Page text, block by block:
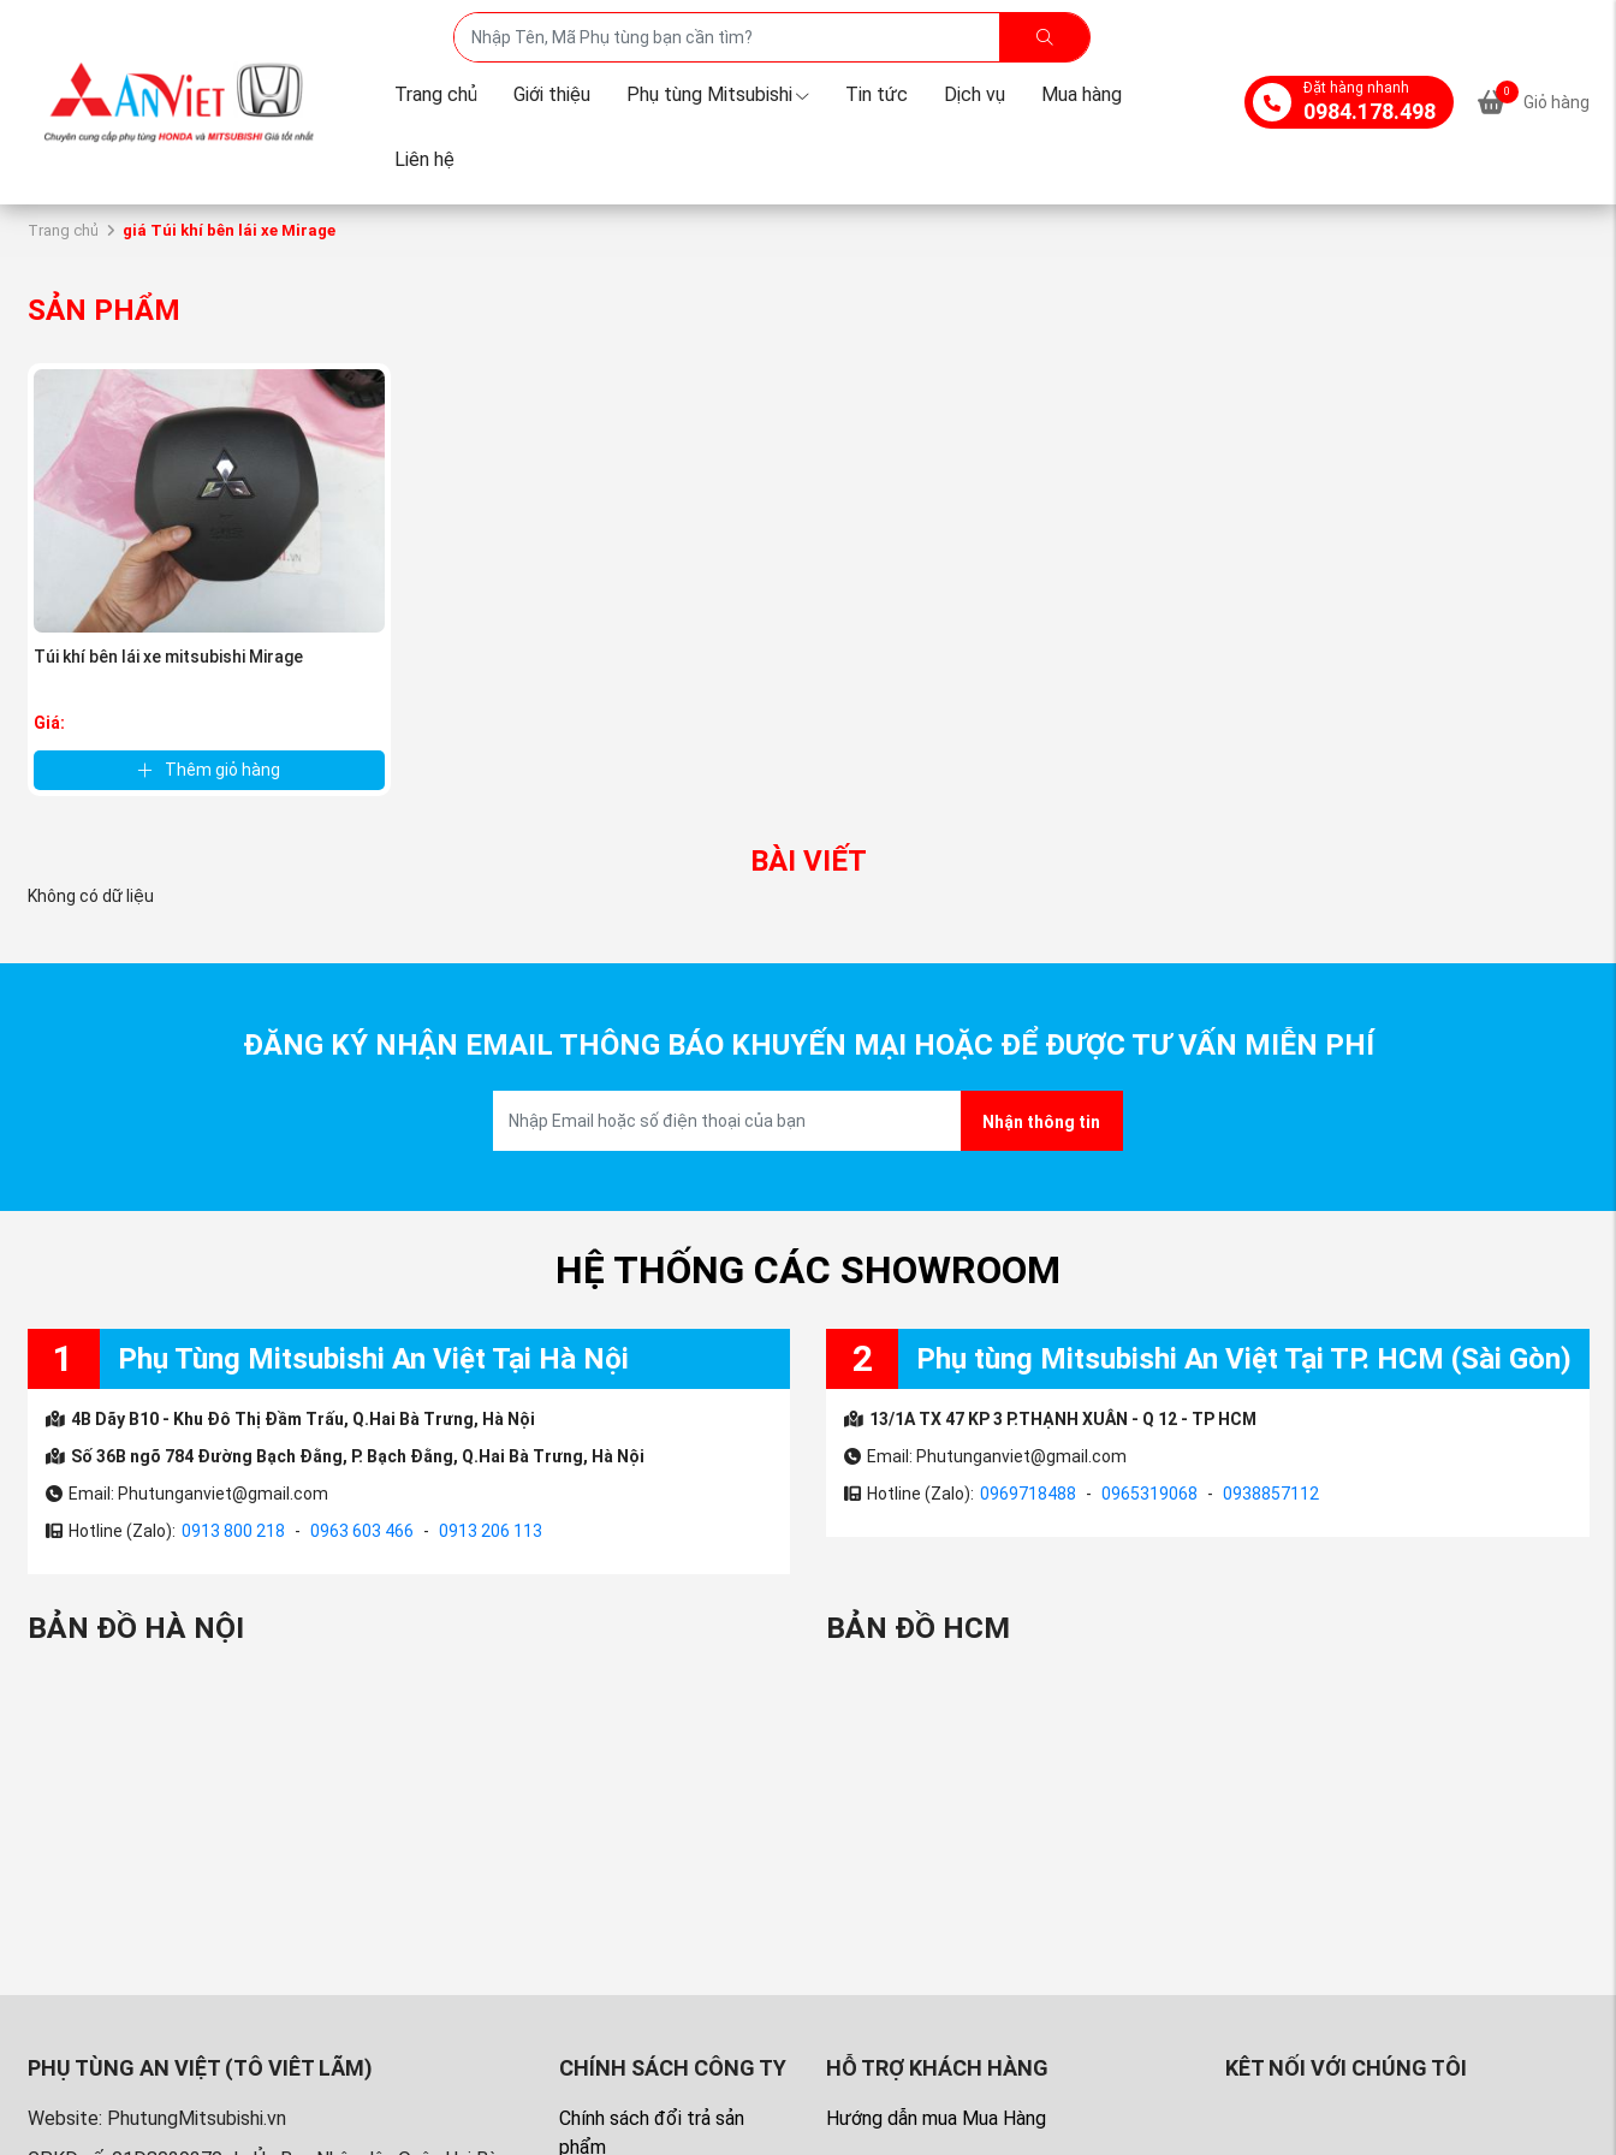
Trang chủ Giới thiệu Phụ tùng Mitsubishi Tin tức Dịch vụ Mua hàng
Liên hệ
Đặt hàng nhanh
0984.178.498
0
Giỏ hàng
Trang chủ giá Túi khí bên lái xe Mirage
SẢN PHẨM
Túi khí bên lái xe mitsubishi Mirage
Giá:
Thêm giỏ hàng
BÀI VIẾT
Không có dữ liệu
ĐĂNG KÝ NHẬN EMAIL THÔNG BÁO KHUYẾN MẠI HOẶC ĐỂ ĐƯỢC TƯ VẤN MIỄN PHÍ
Nhận thông tin
HỆ THỐNG CÁC SHOWROOM
1 Phụ Tùng Mitsubishi An Việt Tại Hà Nội
4B Dãy B10 - Khu Đô Thị Đầm Trấu, Q.Hai Bà Trưng, Hà Nội
Số 36B ngõ 784 Đường Bạch Đằng, P. Bạch Đằng, Q.Hai Bà Trưng, Hà Nội
Email: Phutunganviet@gmail.com
Hotline (Zalo): 0913 800 218 - 0963 603 466 - 0913 206 113
2 Phụ tùng Mitsubishi An Việt Tại TP. HCM (Sài Gòn)
13/1A TX 47 KP 3 P.THẠNH XUÂN - Q 12 - TP HCM
Email: Phutunganviet@gmail.com
Hotline (Zalo): 0969718488 - 0965319068 - 0938857112
BẢN ĐỒ HÀ NỘI BẢN ĐỒ HCM
PHỤ TÙNG AN VIỆT (TÔ VIÊT LÃM)
Website: PhutungMitsubishi.vn
CHÍNH SÁCH CÔNG TY
Chính sách đổi trả sản
phẩm
HỖ TRỢ KHÁCH HÀNG
Hướng dẫn mua Mua Hàng
KÊT NỐI VỚI CHÚNG TÔI